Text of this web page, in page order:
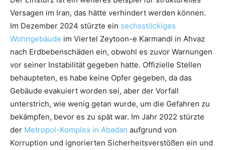
Versagen im Iran, das hätte verhindert werden können.
Im Dezember 2024 stürzte ein sechsstöckiges
Wohngebäude im Viertel Zeytoon-e Karmandi in Ahvaz
nach Erdbebenschäden ein, obwohl es zuvor Warnungen
vor seiner Instabilität gegeben hatte. Offizielle Stellen
behaupteten, es habe keine Opfer gegeben, da das
Gebäude evakuiert worden sei, aber der Vorfall
unterstrich, wie wenig getan wurde, um die Gefahren zu
bekämpfen, bevor es zu spät war. Im Jahr 2022 stürzte
der Metropol-Komplex in Abadan aufgrund von
Korruption und ignorierten Sicherheitsverstößen ein und